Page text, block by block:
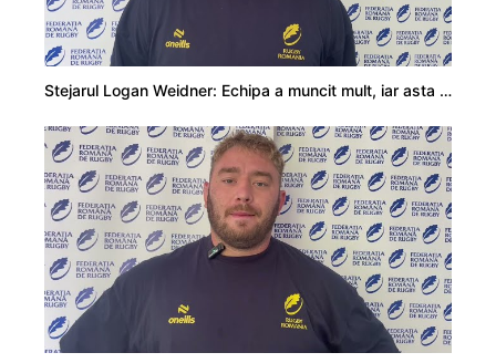
Stejarul Logan Weidner: Echipa a muncit mult, iar asta se va vedea în meciurile de la Nations Cup